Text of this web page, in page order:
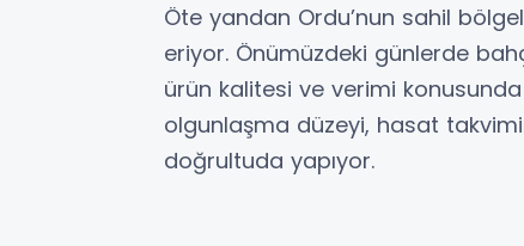
Öte yandan Ordu’nun sahil
eriyor. Önümüzdeki günlerde
ürün kalitesi ve verimi
olgunlaşma düzeyi, hasat
doğrultuda yapıyor.